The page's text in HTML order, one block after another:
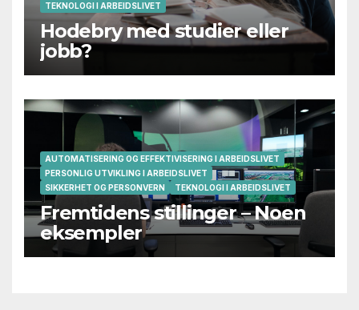
TEKNOLOGI I ARBEIDSLIVET
Hodebry med studier eller
jobb?
AUTOMATISERING OG EFFEKTIVISERING I ARBEIDSLIVET
PERSONLIG UTVIKLING I ARBEIDSLIVET
SIKKERHET OG PERSONVERN
TEKNOLOGI I ARBEIDSLIVET
Fremtidens stillinger – Noen
eksempler